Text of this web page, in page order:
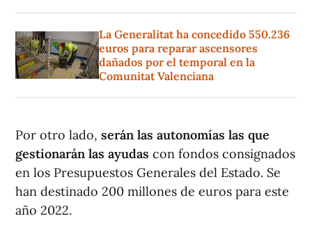
La Generalitat ha concedido 550.236
euros para reparar ascensores
dañados por el temporal en la
Comunitat Valenciana
Por otro lado, serán las autonomías las que
gestionarán las ayudas con fondos consignados
en los Presupuestos Generales del Estado. Se
han destinado 200 millones de euros para este
año 2022.